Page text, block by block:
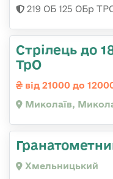
219 ОБ 125 ОБр
Стрілець до
ТрО
від 21000 до
Миколаїв,
Хмельницький